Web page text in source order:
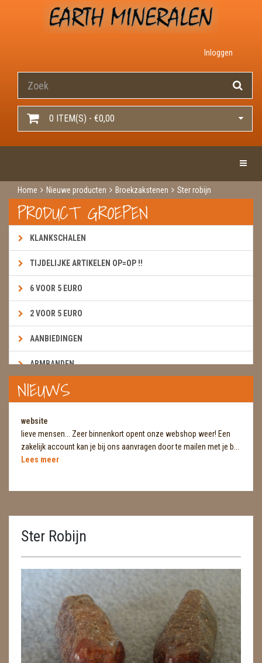
Inloggen
0 ITEM(S) - €0,00
Home Nieuwe producten Broekzakstenen Ster robijn
PRODUCT GROEPEN
KLANKSCHALEN
TIJDELIJKE ARTIKELEN OP=OP !!
6 VOOR 5 EURO
2 VOOR 5 EURO
AANBIEDINGEN
ARMBANDEN
BOEKEN & KAARTEN E.A.R.T.H.
BROEKZAKSTENEN
CADEAUBONNEN
DIERTJES
DIVERSE
ENGELEN
GEODE 'S / STANDAARDS
GESLEPEN STENEN
HANGERS
NIEUWS
website
lieve mensen... Zeer binnenkort opent onze webshop weer! Een
zakelijk account kan je bij ons aanvragen door te mailen met je b...
Lees meer
Ster Robijn